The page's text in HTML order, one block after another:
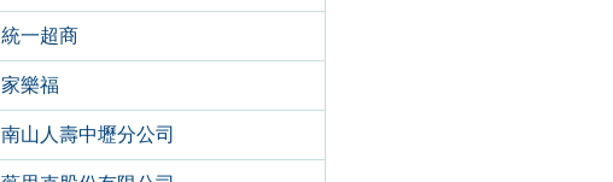
統一超商
家樂福
南山人壽中壢分公司